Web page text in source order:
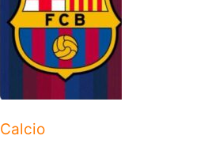
Categorie
Calcio